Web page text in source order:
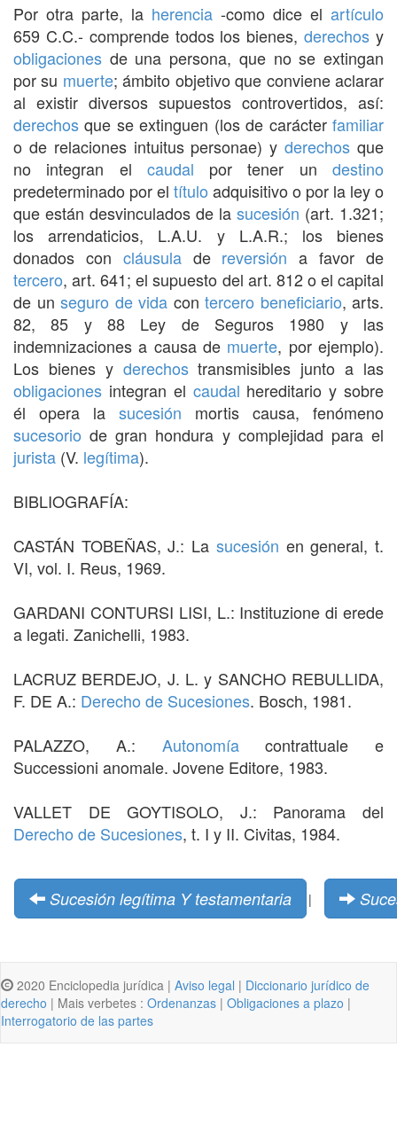
Por otra parte, la herencia -como dice el artículo
659 C.C.- comprende todos los bienes,derechos y
obligaciones de una persona, que no se extingan
por su muerte; ámbito objetivo que conviene aclarar
al existir diversos supuestos controvertidos, así:
derechos que se extinguen (los de carácter familiar
o de relaciones intuitus personae) yderechos que
no integran el caudal por tener undestino
predeterminado por el título adquisitivo o por la ley o
que están desvinculados de la sucesión (art. 1.321;
los arrendaticios, L.A.U. y L.A.R.; los bienes
donados con cláusulade reversión a favor de
tercero, art. 641; el supuesto del art. 812 o el capital
de un seguro de vida con tercero beneficiario, arts.
82, 85 y 88 Ley de Seguros 1980 y las
indemnizaciones a causa de muerte, por ejemplo).
Los bienes y derechostransmisibles junto a las
obligaciones integran el caudal hereditario y sobre
él opera la sucesión mortis causa, fenómeno
sucesorio de gran hondura y complejidad para el
jurista (V. legítima).
BIBLIOGRAFÍA:
CASTÁN TOBEÑAS, J.: La sucesión en general, t.
VI, vol. I. Reus, 1969.
GARDANI CONTURSI LISI, L.: Instituzione di erede
a legati. Zanichelli, 1983.
LACRUZ BERDEJO, J. L. y SANCHO REBULLIDA,
F. DE A.: Derecho de Sucesiones. Bosch, 1981.
PALAZZO, A.: Autonomíacontrattuale e
Successioni anomale. Jovene Editore, 1983.
VALLET DE GOYTISOLO, J.: Panorama del
Derecho de Sucesiones, t. I y II. Civitas, 1984.
Sucesión legítima Y testamentaria |
2020 Enciclopedia jurídica | Aviso legal | Diccionario jurídico de
derecho | Mais verbetes : Ordenanzas | Obligaciones a plazo |
Interrogatorio de las partes